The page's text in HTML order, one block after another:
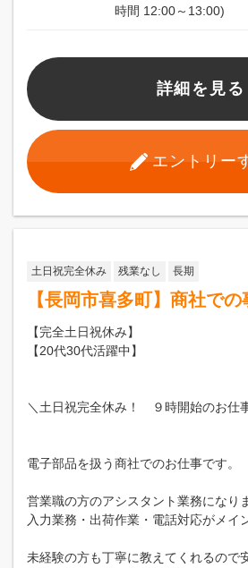
時間 12:00～13:00)
詳細を見る
エントリー
土日祝完全休み 残業なし 長期
【長岡市喜多町】商社での
【完全土日祝休み】
【20代30代活躍中】
＼土日祝完全休み！ ９時開始のお仕
電子部品を扱う商社でのお仕事です。
営業職の方のアシスタント業務になり
入力業務・出荷作業・電話対応がメイ
未経験の方も丁寧に教えてくれるので